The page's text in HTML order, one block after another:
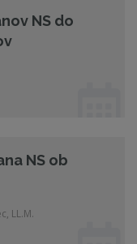
NS do
NS ob
LL.M.